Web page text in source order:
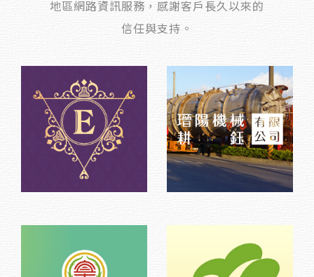
地區網路資訊服務，感謝客戶長久以來的
信任與支持。